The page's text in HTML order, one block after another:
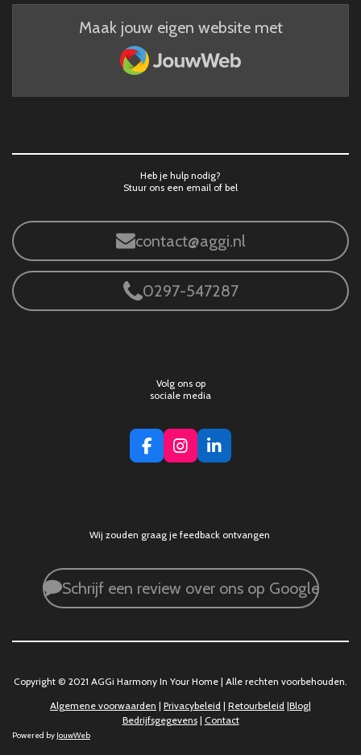
Maak jouw eigen website met
JouwWeb
Heb je hulp nodig?
Stuur ons een email of bel
contact@aggi.nl
0297-547287
Volg ons op
sociale media
F
a
o
I
n
g
m
L
i
d
Wij zouden graag je feedback ontvangen
Schrijf een review over ons op Google
Copyright © 2021 AGGi Harmony In Your Home | Alle rechten voorbehouden.
Algemene voorwaarden | Privacybeleid | Retourbeleid |Blog|
Bedrijfsgegevens| Contact
Powered by JouwWeb